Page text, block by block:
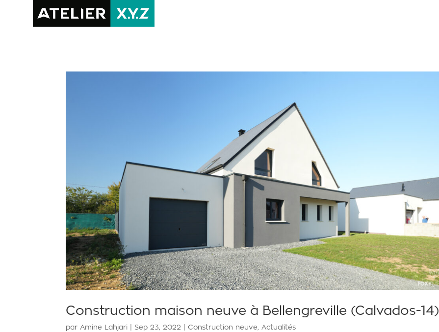
Construction maison neuve à Bellengreville (Calvados-14)
parAmine Lahjari Sep 23, 2022 |Construction neuve,Actualités